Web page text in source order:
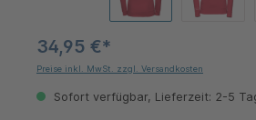
34,95 €*
Preise inkl. MwSt. zzgl. Versandkosten
Sofort verfügbar, Lieferzeit: 2-5